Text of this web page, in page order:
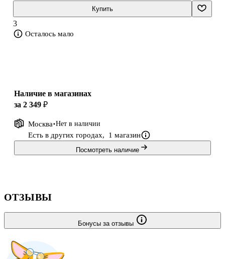
предметы из Патриаршей ризницы Московского кремля,
кремлевского Успенского собора, храмов и монастырей
Новгорода и других городов. Этот альб
Купить
3
Осталось мало
Наличие в магазинах
за 2 349 ₽
Москва Нет в наличии
Есть в других городах, 1 магазин
Посмотреть наличие
ОТЗЫВЫ
Бонусы за отзывы